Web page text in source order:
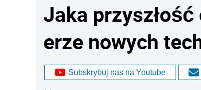
Jaka
erze nowych
Subskrybuj nas na Youtube